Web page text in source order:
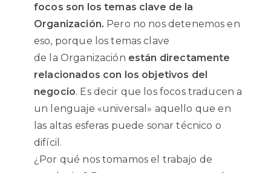
focos son los temas clave de la
Organización. Pero no nos detenemos en
eso, porque los temas clave
de la Organización están directamente
relacionados con los objetivos del
negocio. Es decir que los focos traducen a
un lenguaje «universal» aquello que en
las altas esferas puede sonar técnico o
difícil.
¿Por qué nos tomamos el trabajo de